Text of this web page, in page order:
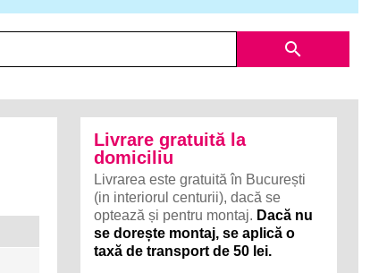
search
Livrare gratuită la
domiciliu
Livrarea este gratuită în București
(in interiorul centurii), dacă se
optează și pentru montaj. Dacă nu
se dorește montaj, se aplică o
taxă de transport de 50 lei.